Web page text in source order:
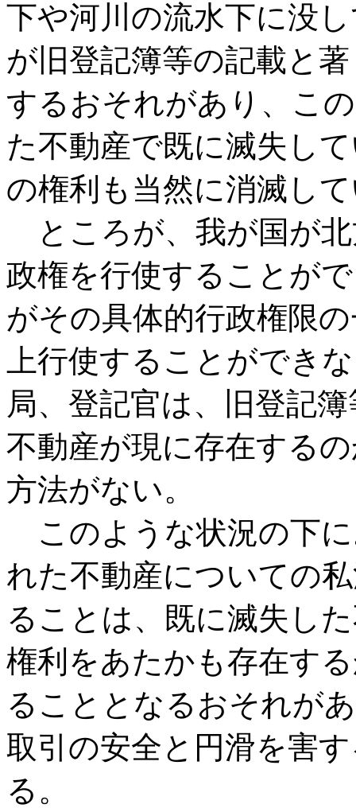
下や河川の流水下に没
が旧登記簿等の記載と
するおそれがあり、こ
た不動産で既に滅失し
の権利も当然に消滅し
ところが、我が国が
政権を行使することが
がその具体的行政権限
上行使することができ
局、登記官は、旧登記
不動産が現に存在する
方法がない。
このような状況の下
れた不動産についての
ることは、既に滅失し
権利をあたかも存在す
ることとなるおそれが
取引の安全と円滑を害
る。